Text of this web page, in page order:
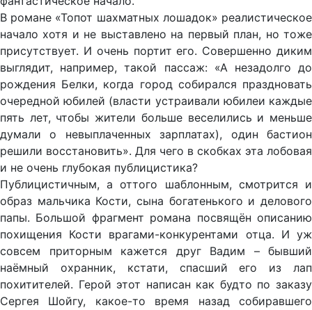
В романе «Топот шахматных лошадок» реалистическое
начало хотя и не выставлено на первый план, но тоже
присутствует. И очень портит его. Совершенно диким
выглядит, например, такой пассаж: «А незадолго до
рождения Белки, когда город собирался праздновать
очередной юбилей (власти устраивали юбилеи каждые
пять лет, чтобы жители больше веселились и меньше
думали о невыплаченных зарплатах), один бастион
решили восстановить». Для чего в скобках эта лобовая
и не очень глубокая публицистика?
Публицистичным, а оттого шаблонным, смотрится и
образ мальчика Кости, сына богатенького и делового
папы. Большой фрагмент романа посвящён описанию
похищения Кости врагами-конкурентами отца. И уж
совсем приторным кажется друг Вадим – бывший
наёмный охранник, кстати, спасший его из лап
похитителей. Герой этот написан как будто по заказу
Сергея Шойгу, какое-то время назад собиравшего